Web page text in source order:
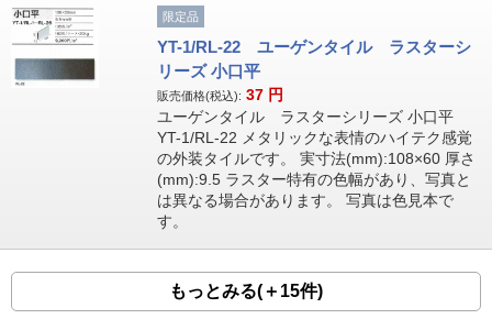
限定品
YT-1/RL-22 ユーゲンタイル ラスターシ
リーズ 小口平
販売価格(税込): 37 円
ユーゲンタイル ラスターシリーズ 小口平
YT-1/RL-22 メタリックな表情のハイテク感覚
の外装タイルです。 実寸法(mm):108×60 厚さ
(mm):9.5 ラスター特有の色幅があり、写真と
は異なる場合があります。 写真は色見本で
す。
もっとみる(＋15件)